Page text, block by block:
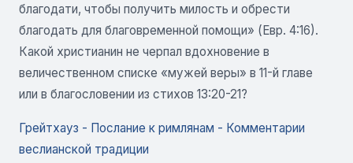
благодати, чтобы получить милость и обрести
благодать для благовременной помощи» (Евр. 4:16).
Какой христианин не черпал вдохновение в
величественном списке «мужей веры» в 11-й главе
или в благословении из стихов 13:20-21?
Грейтхауз - Послание к римлянам - Комментарии
веслианской традиции